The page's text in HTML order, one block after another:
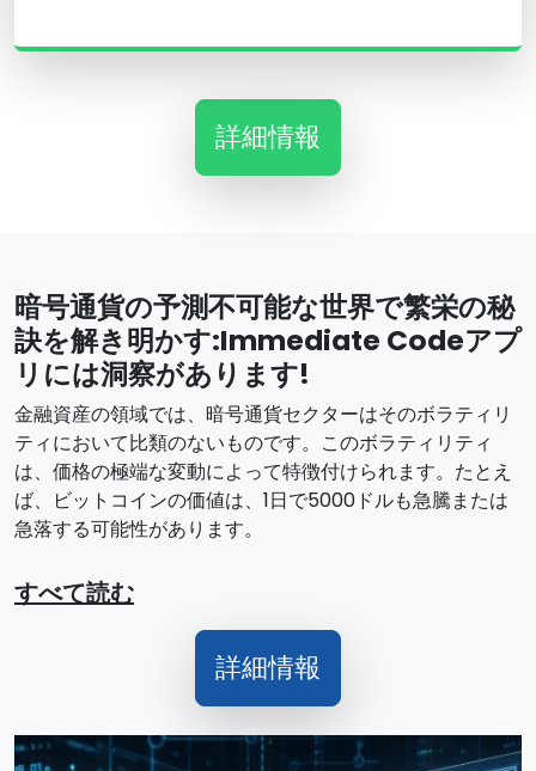
詳細情報
暗号通貨の予測不可能な世界で繁栄の秘
訣を解き明かす:Immediate Codeアプ
リには洞察があります!
金融資産の領域では、暗号通貨セクターはそのボラティリ
ティにおいて比類のないものです。このボラティリティ
は、価格の極端な変動によって特徴付けられます。たとえ
ば、ビットコインの価値は、1日で5000ドルも急騰または
急落する可能性があります。
すべて読む
詳細情報